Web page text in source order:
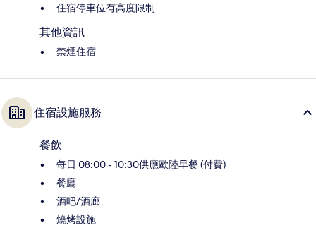
住宿停車位有高度限制
其他資訊
禁煙住宿
住宿設施服務
餐飲
每日 08:00 - 10:30供應歐陸早餐 (付費)
餐廳
酒吧/酒廊
燒烤設施